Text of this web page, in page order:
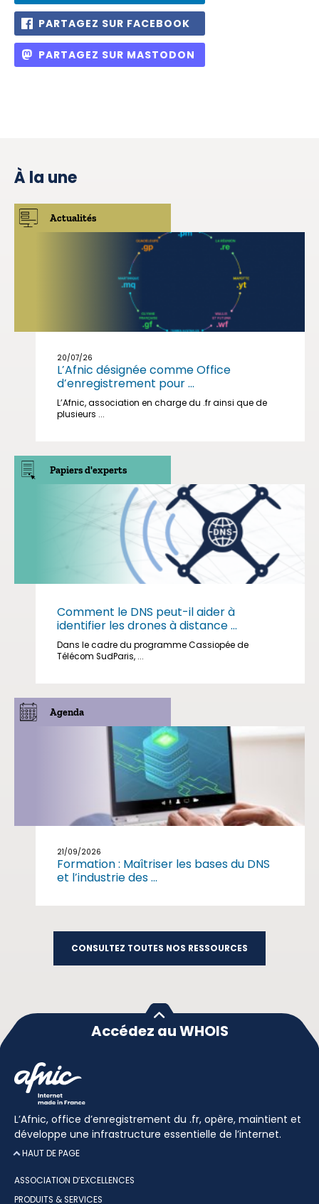
PARTAGEZ SUR FACEBOOK
PARTAGEZ SUR MASTODON
À la une
Actualités
20/07/26
L’Afnic désignée comme Office
d’enregistrement pour ...
L’Afnic, association en charge du .fr ainsi que de
plusieurs ...
Papiers d'experts
Comment le DNS peut-il aider à
identifier les drones à distance ...
Dans le cadre du programme Cassiopée de
Télécom SudParis, ...
Agenda
21/09/2026
Formation : Maîtriser les bases du DNS
et l’industrie des ...
CONSULTEZ TOUTES NOS RESSOURCES
Accédez au WHOIS
L’Afnic, office d’enregistrement du .fr, opère, maintient et
développe une infrastructure essentielle de l’internet.
HAUT DE PAGE
ASSOCIATION D’EXCELLENCES
PRODUITS & SERVICES